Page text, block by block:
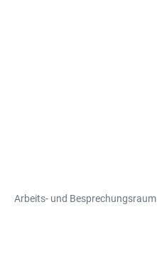
Arbeits- und Besprechungsraum